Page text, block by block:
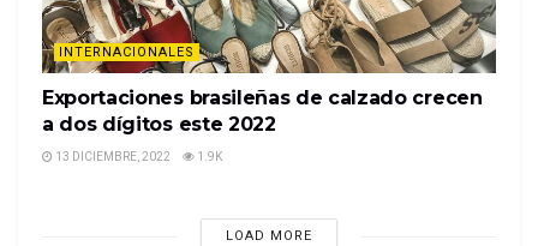
INTERNACIONALES
Exportaciones brasileñas de calzado crecen
a dos dígitos este 2022
13 DICIEMBRE, 2022 1.9K
LOAD MORE